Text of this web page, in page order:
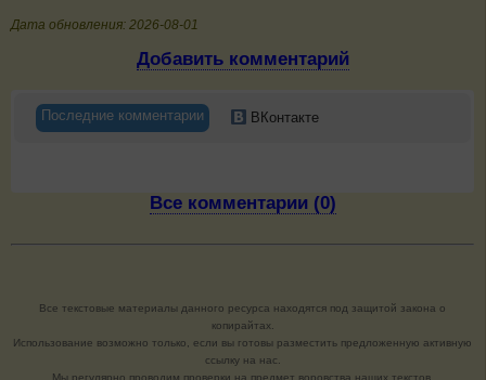
Дата обновления: 2026-08-01
Добавить комментарий
Последние комментарии ВКонтакте
Все комментарии (0)
Все текстовые материалы данного ресурса находятся под защитой закона о
копирайтах.
Использование возможно только, если вы готовы разместить предложенную активную
ссылку на нас.
Мы регулярно проводим проверки на предмет воровства наших текстов.